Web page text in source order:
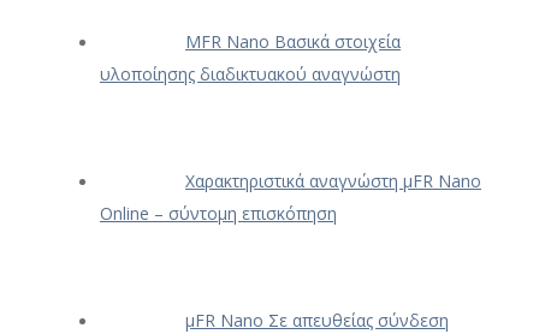
ΜFR Nano Βασικά στοιχεία
υλοποίησης διαδικτυακού αναγνώστη
Χαρακτηριστικά αναγνώστη μFR Nano
Online – σύντομη επισκόπηση
μFR Nano Σε απευθείας σύνδεση